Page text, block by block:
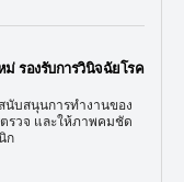
ม่ รองรับการวินิจฉัยโรค
นับสนุนการทำงานของ
รวจ และให้ภาพคมชัด
ก